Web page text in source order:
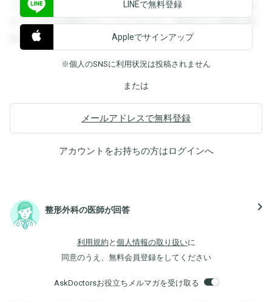
できます。登録すると回答を閲覧することができます。登録
すると回答を閲覧することができます。登録すると回答を閲
覧することができます。
LINEで無料登録
Appleでサインアップ
※個人のSNSに利用状況は投稿されません
または
メールアドレスで無料登録
アカウントをお持ちの方はログインへ
整形外科の医師が回答 navigate_next
利用規約 と 個人情報の取り扱いに
同意のうえ、無料会員登録をしてください
AskDoctorsお役立ちメルマガを受け取る